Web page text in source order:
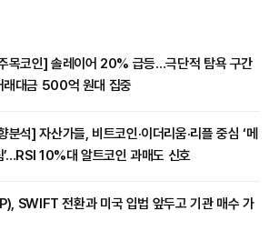
목코인] 솔레이어 20% 급등…극단적 탐욕 구간
래대금 500억 원대 집중
분석] 자산가들, 비트코인·이더리움·리플 중심 ‘메
’…RSI 10%대 알트코인 과매도 신호
SWIFT 전환과 미국 입법 앞두고 기관 매수 가